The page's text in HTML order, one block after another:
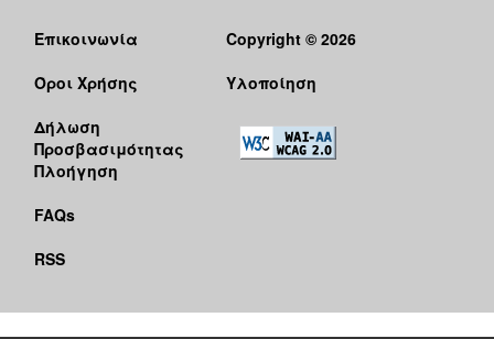
Επικοινωνία
Όροι Χρήσης
Δήλωση
Προσβασιμότητας
Πλοήγηση
FAQs
RSS
Copyright © 2026
Υλοποίηση